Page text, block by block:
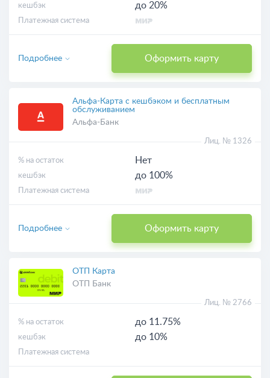
кешбэк до 20%
Платежная система
Оформить карту
Подробнее
Альфа-Карта с кешбэком и бесплатным
обслуживанием
Альфа-Банк
Лиц. № 1326
% на остаток Нет
кешбэк до 100%
Платежная система
Оформить карту
Подробнее
ОТП Карта
ОТП Банк
Лиц. № 2766
% на остаток до 11.75%
кешбэк до 10%
Платежная система